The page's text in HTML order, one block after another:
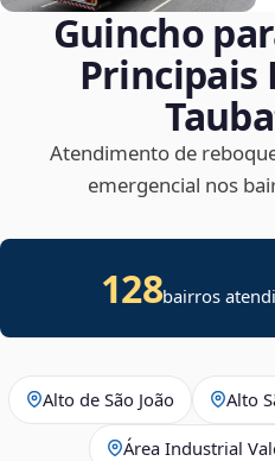
Guincho
Principais
Atendimento de
emergencial nos
128bairros
Alto de São João Alto
Área Industrial